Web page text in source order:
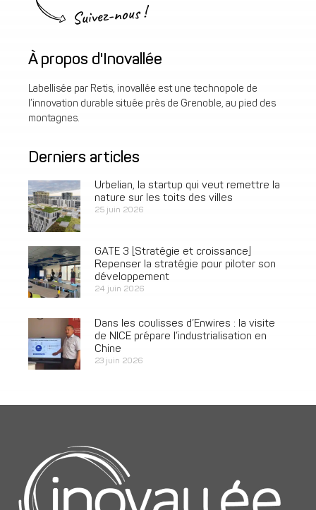
Suivez-nous !
À propos d'Inovallée
Labellisée par Retis, inovallée est une technopole de
l’innovation durable située près de Grenoble, au pied des
montagnes.
Derniers articles
Urbelian, la startup qui veut remettre la
nature sur les toits des villes
25 juin 2026
GATE 3 [Stratégie et croissance]
Repenser la stratégie pour piloter son
développement
24 juin 2026
Dans les coulisses d’Enwires : la visite
de NICE prépare l’industrialisation en
Chine
23 juin 2026